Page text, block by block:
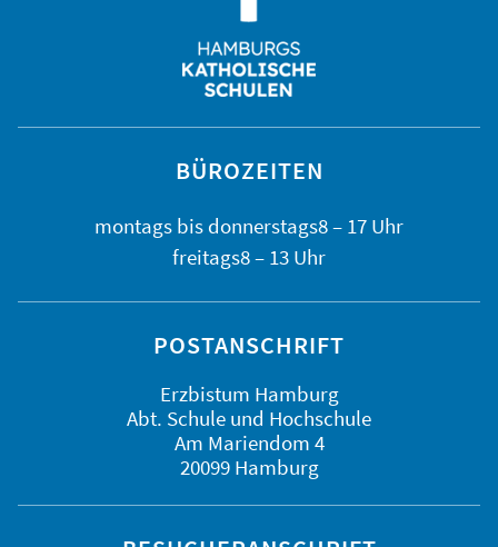
BÜROZEITEN
montags bis donnerstags8 – 17 Uhr
freitags8 – 13 Uhr
POSTANSCHRIFT
Erzbistum Hamburg
Abt. Schule und Hochschule
Am Mariendom 4
20099 Hamburg